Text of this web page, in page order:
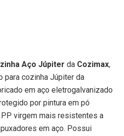
Aço Júpiter da Cozimax,
para cozinha Júpiter da
em aço eletrogalvanizado
por pintura em pó
virgem mais resistentes a
em aço. Possui